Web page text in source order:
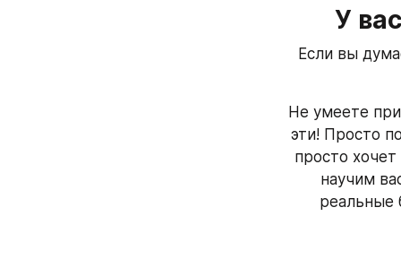
У
Если вы
Не умеете
эти! Просто
просто
научим
реальные